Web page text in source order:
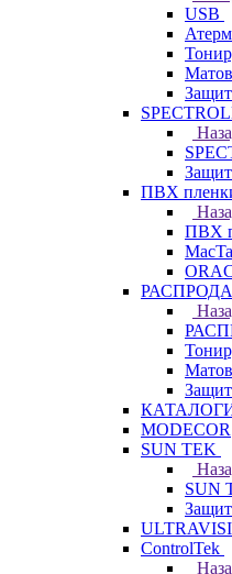
USB
ПВХ
ПВХ
MODECOR
SUN TEK
SUN
ControlTek